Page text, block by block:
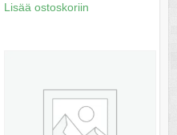
Lisää ostoskoriin